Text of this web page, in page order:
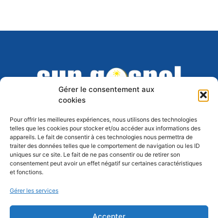
Gérer le consentement aux
cookies
Pour offrir les meilleures expériences, nous utilisons des technologies
telles que les cookies pour stocker et/ou accéder aux informations des
appareils. Le fait de consentir à ces technologies nous permettra de
traiter des données telles que le comportement de navigation ou les ID
uniques sur ce site. Le fait de ne pas consentir ou de retirer son
consentement peut avoir un effet négatif sur certaines caractéristiques
et fonctions.
Gérer les services
Accepter
Association Sun Gospel Singers –
Association de Droit Local créée en 2006
Siège social: Maison des Associations, 1a
place des Orphelins, 67000 STRASBOURG
Lieu de répétition :